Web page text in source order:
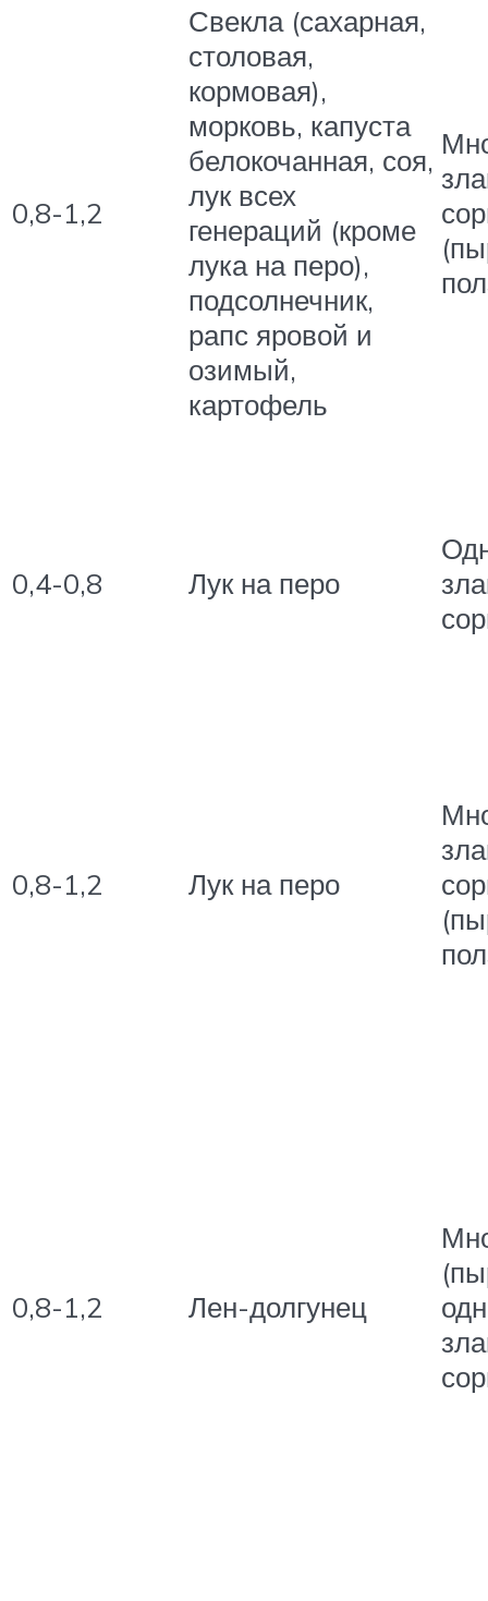
0,8-1,2
Свекла (сахарная,
столовая,
кормовая),
морковь, капуста
белокочанная, соя,
лук всех
генераций (кроме
лука на перо),
подсолнечник,
рапс яровой и
озимый,
картофель
0,4-0,8 Лук на перо
0,8-1,2 Лук на перо
0,8-1,2 Лен-долгунец